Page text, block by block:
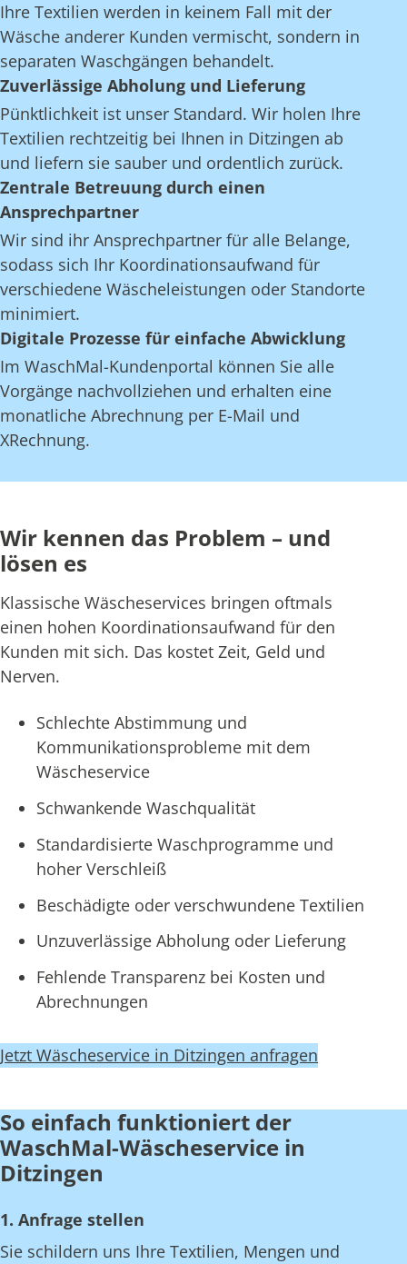
Ihre Textilien werden in keinem Fall mit der
Wäsche anderer Kunden vermischt, sondern in
separaten Waschgängen behandelt.
Zuverlässige Abholung und Lieferung
Pünktlichkeit ist unser Standard. Wir holen Ihre
Textilien rechtzeitig bei Ihnen in Ditzingen ab
und liefern sie sauber und ordentlich zurück.
Zentrale Betreuung durch einen
Ansprechpartner
Wir sind ihr Ansprechpartner für alle Belange,
sodass sich Ihr Koordinationsaufwand für
verschiedene Wäscheleistungen oder Standorte
minimiert.
Digitale Prozesse für einfache Abwicklung
Im WaschMal-Kundenportal können Sie alle
Vorgänge nachvollziehen und erhalten eine
monatliche Abrechnung per E-Mail und
XRechnung.
Wir kennen das Problem – und
lösen es
Klassische Wäscheservices bringen oftmals
einen hohen Koordinationsaufwand für den
Kunden mit sich. Das kostet Zeit, Geld und
Nerven.
Schlechte Abstimmung und
Kommunikationsprobleme mit dem
Wäscheservice
Schwankende Waschqualität
Standardisierte Waschprogramme und
hoher Verschleiß
Beschädigte oder verschwundene Textilien
Unzuverlässige Abholung oder Lieferung
Fehlende Transparenz bei Kosten und
Abrechnungen
Jetzt Wäscheservice in Ditzingen anfragen
So einfach funktioniert der
WaschMal-Wäscheservice in
Ditzingen
1. Anfrage stellen
Sie schildern uns Ihre Textilien, Mengen und